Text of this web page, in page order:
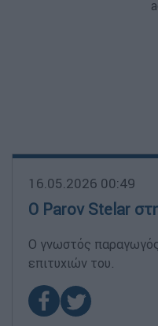
16.05.2026 00:49
Ο Parov Stelar
Ο γνωστός
επιτυχιών του.